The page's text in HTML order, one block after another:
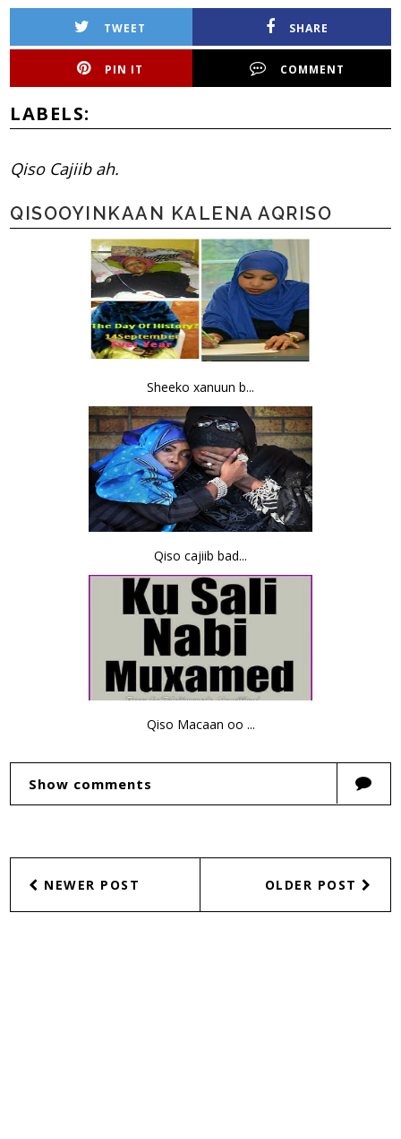
TWEET SHARE
PIN IT COMMENT
LABELS:
Qiso Cajiib ah.
QISOOYINKAAN KALENA AQRISO
Sheeko xanuun b...
Qiso cajiib bad...
Qiso Macaan oo ...
Show comments
NEWER POST OLDER POST